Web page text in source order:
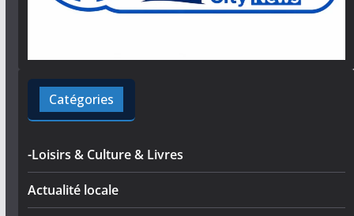
Catégories
-Loisirs & Culture & Livres
Actualité locale